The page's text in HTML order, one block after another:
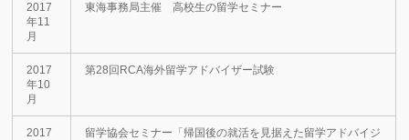
2017
年11
月
東海事務局主催 高校生の留学セミナー
2017
年10
月
第28回RCA海外留学アドバイザー試験
2017
留学協会セミナー「帰国後の就活を見据えた留学アドバイジ